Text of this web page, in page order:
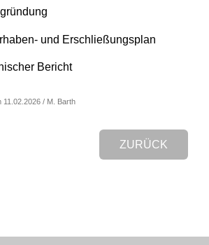
und Erschließungsplan
Bericht
11.02.2026 / M. Barth
ZURÜCK